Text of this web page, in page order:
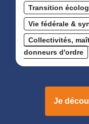
Transition
Vie fédérale &
Collectivités,
donneurs d'ordre
Je